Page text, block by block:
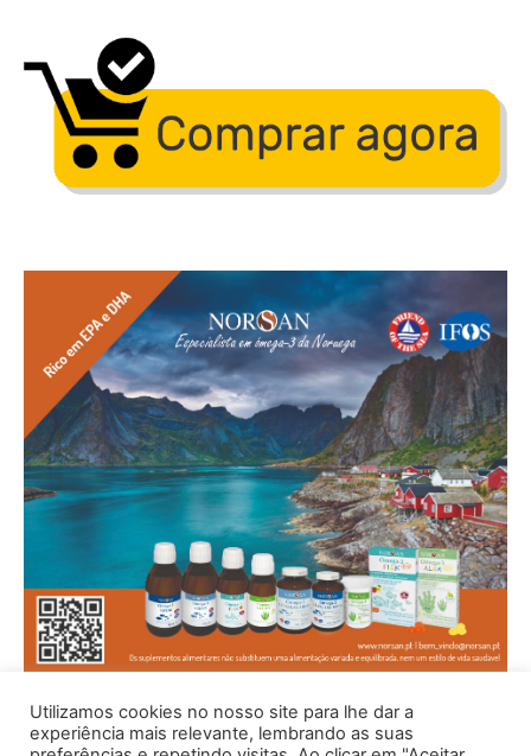
Utilizamos cookies no nosso site para lhe dar a
experiência mais relevante, lembrando as suas